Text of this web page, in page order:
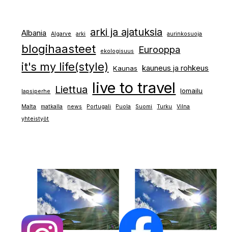
Albania Algarve arki arki ja ajatuksia aurinkosuoja
blogihaasteet ekologisuus Eurooppa
it's my life(style) Kaunas kauneus ja rohkeus
lapsiperhe Liettua live to travel lomailu
Malta matkalla news Portugali Puola Suomi Turku
Vilna
yhteistyöt